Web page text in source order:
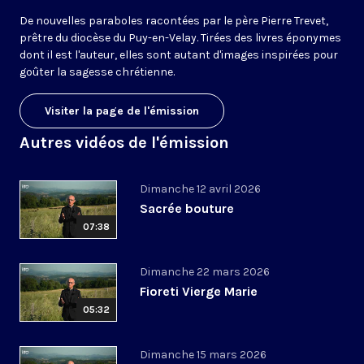
De nouvelles paraboles racontées par le père Pierre Trevet,
prêtre du diocèse du Puy-en-Velay. Tirées des livres éponymes
dont il est l'auteur, elles sont autant d'images inspirées pour
goûter la sagesse chrétienne.
Visiter la page de l'émission
Autres vidéos de l'émission
07:38
Dimanche 12 avril 2026
Sacrée bouture
05:32
Dimanche 22 mars 2026
Fioreti Vierge Marie
Dimanche 15 mars 2026